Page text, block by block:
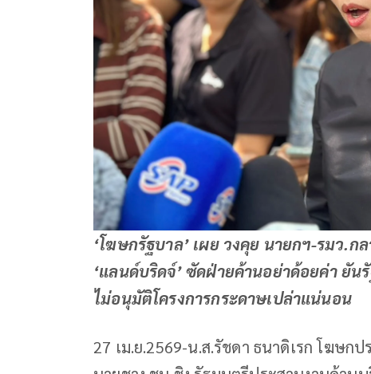
‘โฆษกรัฐบาล’ เผย วงคุย นายกฯ-รมว.
‘แลนด์บริดจ์’ ซัดฝ่ายค้านอย่าด้อยค่า ยั
ไม่อนุมัติโครงการกระดาษเปล่าแน่นอน
27 เม.ย.2569-น.ส.รัชดา ธนาดิเรก โฆษ